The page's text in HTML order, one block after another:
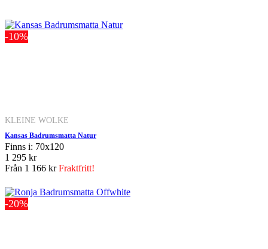
-10%
KLEINE WOLKE
Kansas Badrumsmatta Natur
Finns i: 70x120
1 295 kr
Från 1 166 krFraktfritt!
-20%